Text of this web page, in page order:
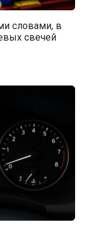
словами, в
свечей